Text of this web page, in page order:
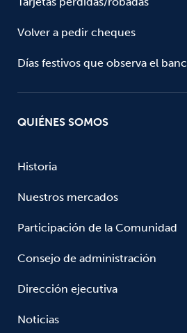
Volver a pedir cheques
Días festivos que observa el
QUIÉNES SOMOS
Historia
Nuestros mercados
Participación de la Comunidad
Consejo de administración
Dirección ejecutiva
Noticias